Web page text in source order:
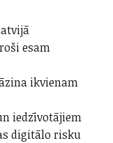
esam
ikvienam
iedzīvotājiem
digitālo risku